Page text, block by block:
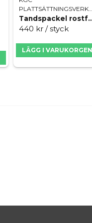
PLATTSÄTTNINGSVERKTYG
Tandspackel
440 kr / styck
LÄGG I VARUKORGEN